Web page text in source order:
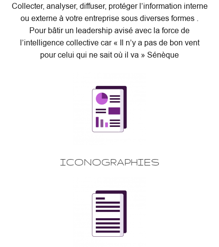
Collecter, analyser, diffuser, protéger l’information interne
ou externe à votre entreprise sous diverses formes .
Pour bâtir un leadership avisé avec la force de
l’intelligence collective car « Il n’y a pas de bon vent
pour celui qui ne sait où il va » Sénèque
ICONOGRAPHIES